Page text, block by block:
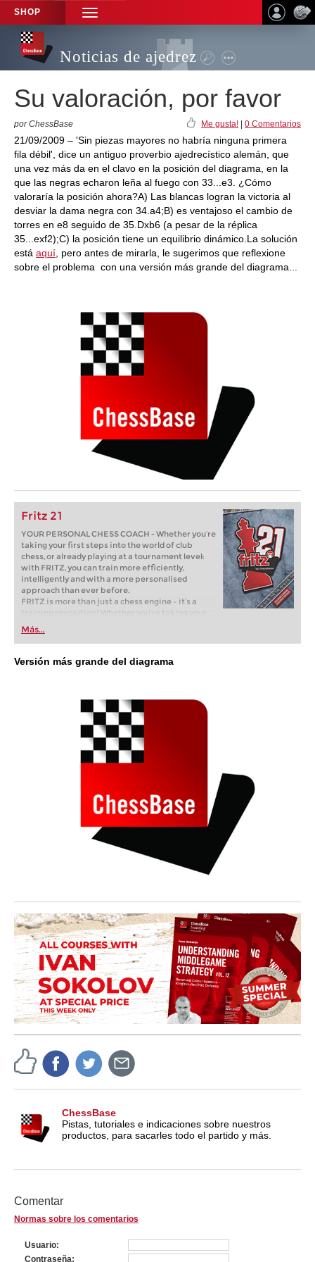
SHOP
TOGGLE
NAVIGATION
Noticias de ajedrez
Su valoración, por favor
por ChessBase Me gusta! 0 Comentarios
21/09/2009 – 'Sin piezas mayores no habría ninguna primera
fila débil', dice un antiguo proverbio ajedrecístico alemán, que
una vez más da en el clavo en la posición del diagrama, en la
que las negras echaron leña al fuego con 33...e3. ¿Cómo
valoraría la posición ahora?A) Las blancas logran la victoria al
desviar la dama negra con 34.a4;B) es ventajoso el cambio de
torres en e8 seguido de 35.Dxb6 (a pesar de la réplica
35...exf2);C) la posición tiene un equilibrio dinámico.La solución
está aquí , pero antes de mirarla, le sugerimos que reflexione
sobre el problema con una versión más grande del diagrama...
Fritz 21
YOUR PERSONAL CHESS COACH - Whether you’re
taking your first steps into the world of club
chess, or already playing at a tournament level:
with FRITZ, you can train more efficiently,
intelligently and with a more personalised
approach than ever before.
FRITZ is more than just a chess engine – it’s a
training revolution! Whether you’re taking your
first steps into the world of club chess, or already
playing at a tournament level: with FRITZ, you can
train more efficiently, intelligently and with a
more personalised approach than ever before.
Más...
Versión más grande del diagrama
ChessBase
Pistas, tutoriales e indicaciones sobre nuestros
productos, para sacarles todo el partido y más.
Comentar
Normas sobre los comentarios
Usuario
Contraseña